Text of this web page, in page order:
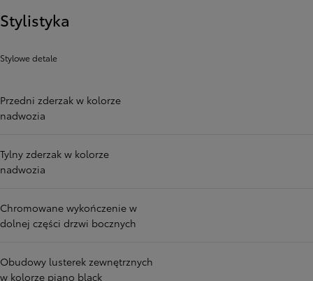
Stylistyka
Stylowe detale
Przedni zderzak w kolorze
nadwozia
Tylny zderzak w kolorze
nadwozia
Chromowane wykończenie w
dolnej części drzwi bocznych
Obudowy lusterek zewnętrznych
w kolorze piano black